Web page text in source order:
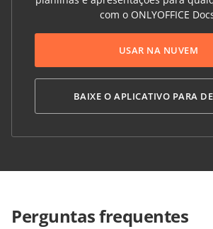
com o ONLYOFFICE
USAR NA NUVEM
BAIXE O APLICATIVO PARA
Perguntas frequentes